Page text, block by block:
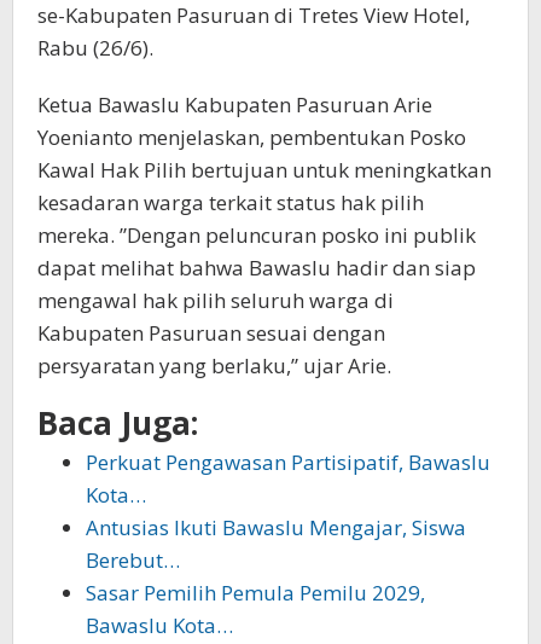
se-Kabupaten Pasuruan di Tretes View Hotel,
Rabu (26/6).
Ketua Bawaslu Kabupaten Pasuruan Arie
Yoenianto menjelaskan, pembentukan Posko
Kawal Hak Pilih bertujuan untuk meningkatkan
kesadaran warga terkait status hak pilih
mereka. ”Dengan peluncuran posko ini publik
dapat melihat bahwa Bawaslu hadir dan siap
mengawal hak pilih seluruh warga di
Kabupaten Pasuruan sesuai dengan
persyaratan yang berlaku,” ujar Arie.
Baca Juga:
Perkuat Pengawasan Partisipatif, Bawaslu
Kota…
Antusias Ikuti Bawaslu Mengajar, Siswa
Berebut…
Sasar Pemilih Pemula Pemilu 2029,
Bawaslu Kota…